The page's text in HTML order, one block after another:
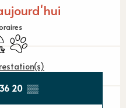
de pique nique
Animaux acceptés
20 ▒▒